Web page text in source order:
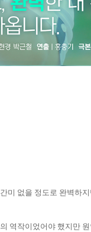
미 없을 정도로 완벽하
역작이었어야 했지만